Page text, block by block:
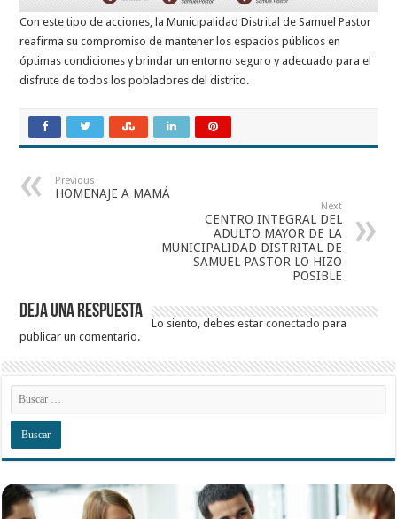
Con este tipo de acciones, la Municipalidad Distrital de Samuel Pastor
reafirma su compromiso de mantener los espacios públicos en
óptimas condiciones y brindar un entorno seguro y adecuado para el
disfrute de todos los pobladores del distrito.
Previous
HOMENAJE A MAMÁ
Next
CENTRO INTEGRAL DEL
ADULTO MAYOR DE LA
MUNICIPALIDAD DISTRITAL DE
SAMUEL PASTOR LO HIZO
POSIBLE
Deja una respuesta
Lo siento, debes estarconectado para
publicar un comentario.